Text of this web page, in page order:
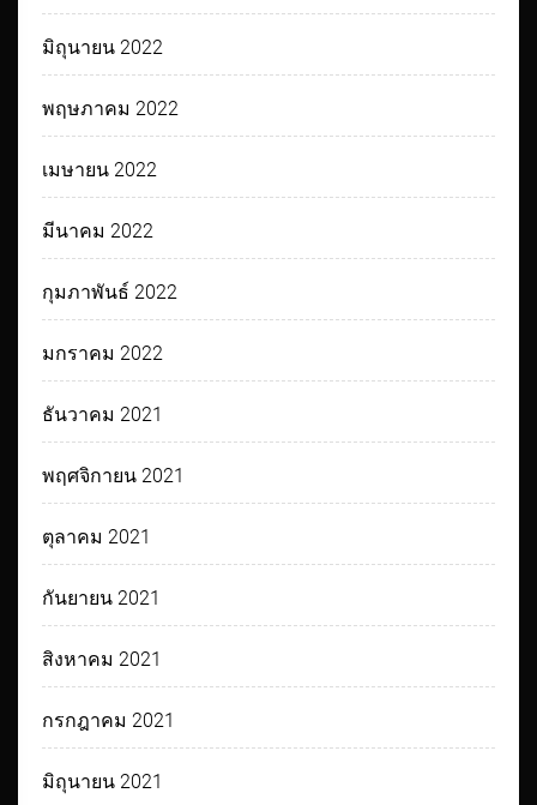
มิถุนายน 2022
พฤษภาคม 2022
เมษายน 2022
มีนาคม 2022
กุมภาพันธ์ 2022
มกราคม 2022
ธันวาคม 2021
พฤศจิกายน 2021
ตุลาคม 2021
กันยายน 2021
สิงหาคม 2021
กรกฎาคม 2021
มิถุนายน 2021